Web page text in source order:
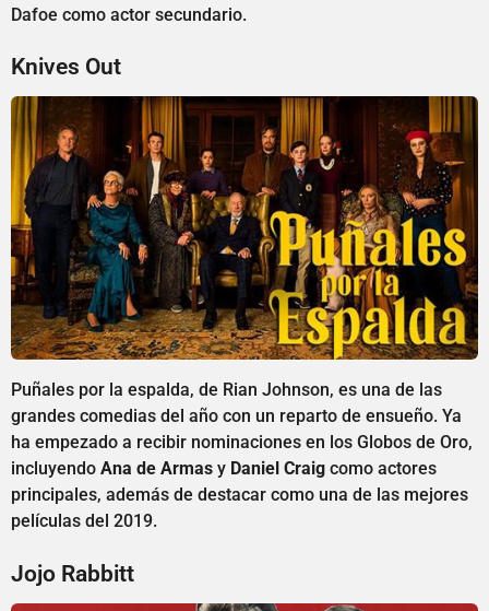
Dafoe como actor secundario.
Knives Out
Puñales por la espalda, de Rian Johnson, es una de las
grandes comedias del año con un reparto de ensueño. Ya
ha empezado a recibir nominaciones en los Globos de Oro,
incluyendo Ana de Armas y Daniel Craig como actores
principales, además de destacar como una de las mejores
películas del 2019.
Jojo Rabbitt